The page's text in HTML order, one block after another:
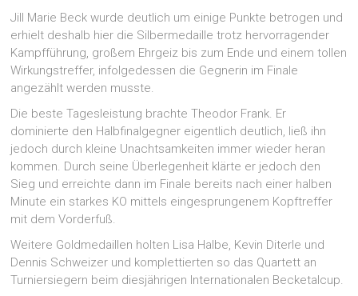
Jill Marie Beck wurde deutlich um einige Punkte betrogen und
erhielt deshalb hier die Silbermedaille trotz hervorragender
Kampfführung, großem Ehrgeiz bis zum Ende und einem tollen
Wirkungstreffer, infolgedessen die Gegnerin im Finale
angezählt werden musste.
Die beste Tagesleistung brachte Theodor Frank. Er
dominierte den Halbfinalgegner eigentlich deutlich, ließ ihn
jedoch durch kleine Unachtsamkeiten immer wieder heran
kommen. Durch seine Überlegenheit klärte er jedoch den
Sieg und erreichte dann im Finale bereits nach einer halben
Minute ein starkes KO mittels eingesprungenem Kopftreffer
mit dem Vorderfuß.
Weitere Goldmedaillen holten Lisa Halbe, Kevin Diterle und
Dennis Schweizer und komplettierten so das Quartett an
Turniersiegern beim diesjährigen Internationalen Becketalcup.